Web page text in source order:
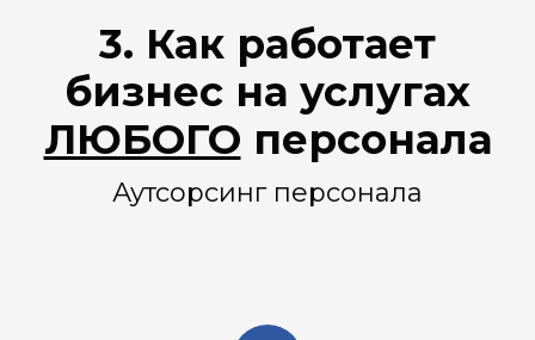
3. Как работает
бизнес на услугах
ЛЮБОГО персонала
Аутсорсинг персонала